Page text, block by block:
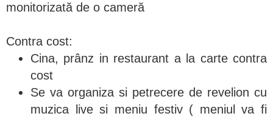
monitorizată de o cameră
Contra cost:
Cina, prânz in restaurant a la carte contra
cost
Se va organiza si petrecere de revelion cu
muzica live si meniu festiv ( meniul va fi